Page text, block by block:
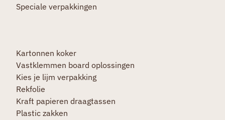
Speciale verpakkingen
Kartonnen koker
Vastklemmen board oplossingen
Kies je lijm verpakking
Rekfolie
Kraft papieren draagtassen
Plastic zakken